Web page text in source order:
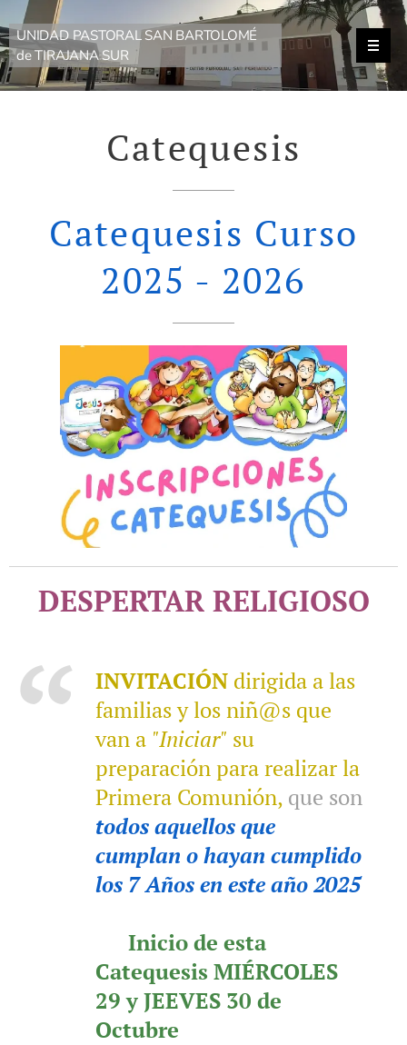
UNIDAD PASTORAL SAN BARTOLOMÉ
de TIRAJANA SUR
Catequesis
Catequesis Curso
2025 - 2026
DESPERTAR RELIGIOSO
INVITACIÓN dirigida a las
familias y los niñ@s que
van a "Iniciar" su
preparación para realizar la
Primera Comunión, que son
todos aquellos que
cumplan o hayan cumplido
los 7 Años en este año 2025
Inicio de esta
Catequesis MIÉRCOLES
29 y JEEVES 30 de
Octubre